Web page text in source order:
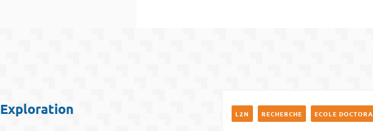
Exploration L2N RECHERCHE ECOLE